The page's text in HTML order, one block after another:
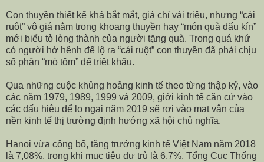
Con thuyền thiết kế khá bắt mắt, giá chỉ vài triệu, nhưng “cái
ruột” vô giá nằm trong khoang thuyền hay “món quà dấu kín”
mới biểu tỏ lòng thành của người tặng quà. Trong quá khứ
có người hớ hênh để lộ ra “cái ruột” con thuyền đã phải chịu
số phận “mò tôm” để triệt khẩu.
Qua những cuộc khủng hoảng kinh tế theo từng thập kỷ, vào
các năm 1979, 1989, 1999 và 2009, giới kinh tế căn cứ vào
các dấu hiệu để lo ngại năm 2019 sẽ rơi vào mạt vận của
nền kinh tế thị trường định hướng xã hội chủ nghĩa.
Hanoi vừa công bố, tăng trưởng kinh tế Việt Nam năm 2018
là 7,08%, trong khi mục tiêu dự trù là 6,7%. Tổng Cục Thống